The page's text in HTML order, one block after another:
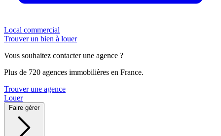
Local commercial
Trouver un bien à louer
Vous souhaitez contacter une agence ?
Plus de 720 agences immobilières en France.
Trouver une agence
Louer
Faire gérer